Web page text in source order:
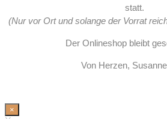
statt.
(Nur vor Ort und solange der Vorrat
Der Onlineshop bleibt
Von Herzen,
×